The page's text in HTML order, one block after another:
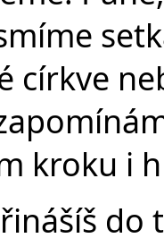
církve
kroku i